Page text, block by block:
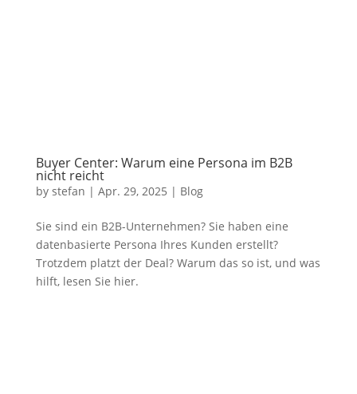
Buyer Center: Warum eine Persona im B2B
nicht reicht
by stefan | Apr. 29, 2025 | Blog
Sie sind ein B2B-Unternehmen? Sie haben eine
datenbasierte Persona Ihres Kunden erstellt?
Trotzdem platzt der Deal? Warum das so ist, und was
hilft, lesen Sie hier.